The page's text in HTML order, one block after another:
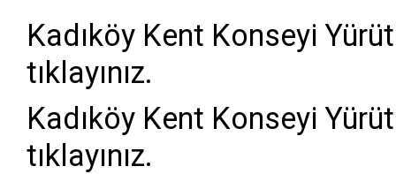
Kadıköy Kent Konseyi
tıklayınız.
Kadıköy Kent Konseyi
tıklayınız.